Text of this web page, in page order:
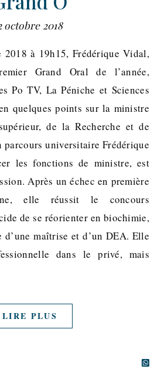
octobre 2018
Grand Oral de l’année,
Po TV, La Péniche et Sciences
quelques points sur la ministre
de la Recherche et de
universitaire Frédérique
les fonctions de ministre, est
Après un échec en première
elle réussit le concours
de se réorienter en biochimie,
maîtrise et d’un DEA. Elle
dans le privé, mais
LIRE PLUS